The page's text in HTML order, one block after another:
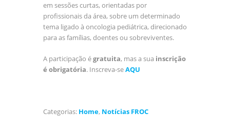
em sessões curtas, orientadas por
profissionais da área, sobre um determinado
tema ligado à oncologia pediátrica, direcionado
para as famílias, doentes ou sobreviventes.
A participação égratuita, mas a sua inscrição
é obrigatória. Inscreva-seAQU
Categorias: Home, Notícias FROC